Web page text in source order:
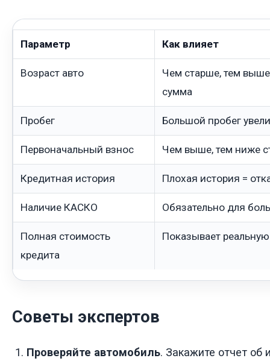
Параметр Как влияет
Возраст авто
Чем старше, тем
сумма
Пробег Большой пробег
Первоначальный взнос Чем выше, тем ниже
Кредитная история Плохая история =
Наличие КАСКО Обязательно для
Полная стоимость
кредита
Показывает
Советы экспертов
Проверяйте автомобиль. Закажите отчет об